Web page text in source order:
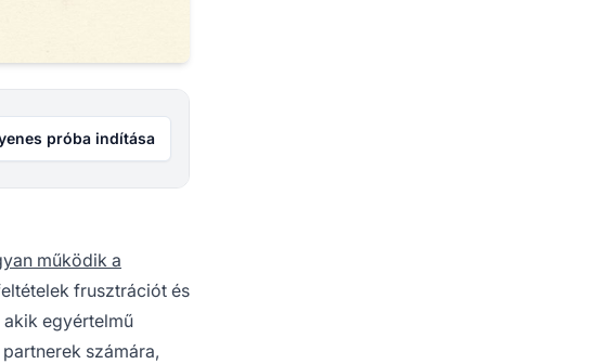
próba indítása
működik a
frusztrációt és
egyértelmű
számára,